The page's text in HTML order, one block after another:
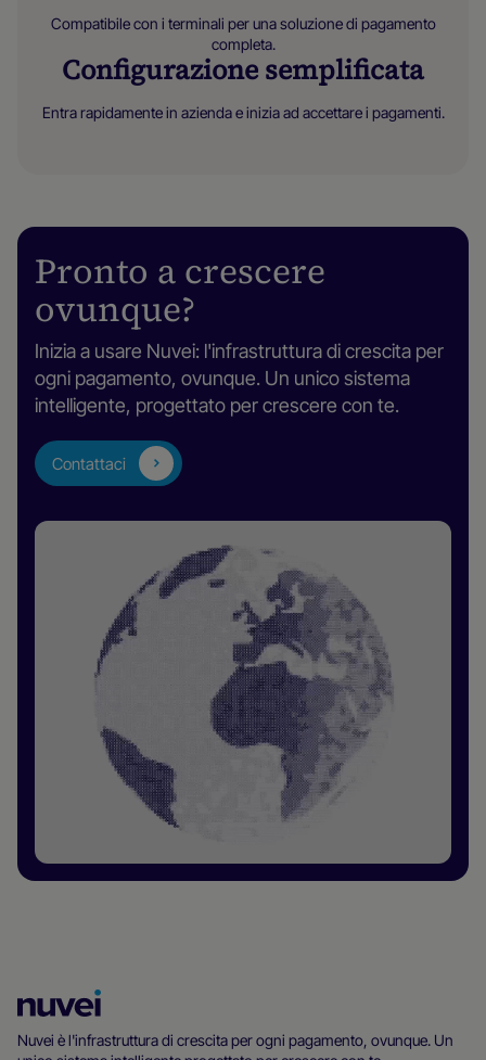
Compatibile con i terminali per una soluzione di pagamento
completa.
Configurazione semplificata
Entra rapidamente in azienda e inizia ad accettare i pagamenti.
Pronto a crescere
ovunque?
Inizia a usare Nuvei: l'infrastruttura di crescita per
ogni pagamento, ovunque. Un unico sistema
intelligente, progettato per crescere con te.
Contattaci
di
Nuvei è l'infrastruttura di crescita per ogni pagamento, ovunque. Un